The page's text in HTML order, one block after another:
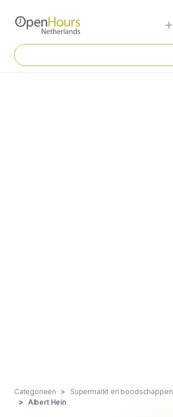
Categorieën Supermarkt en boodschappen
Albert Hein